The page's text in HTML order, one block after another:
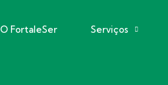
O FortaleSer Serviços